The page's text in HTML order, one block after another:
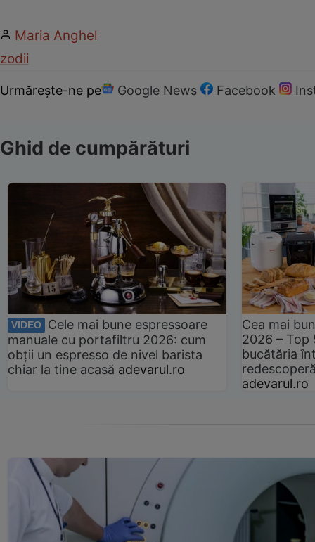
Maria Anghel
zodii
Urmărește-ne pe Google News Facebook
Ghid de cumpărături
VIDEO
Cele mai bune espressoare
manuale cu portafiltru 2026: cum
obții un espresso de nivel barista
chiar la tine acasă adevarul.ro
Cea mai
2026 –
bucătăria
adevarul.ro